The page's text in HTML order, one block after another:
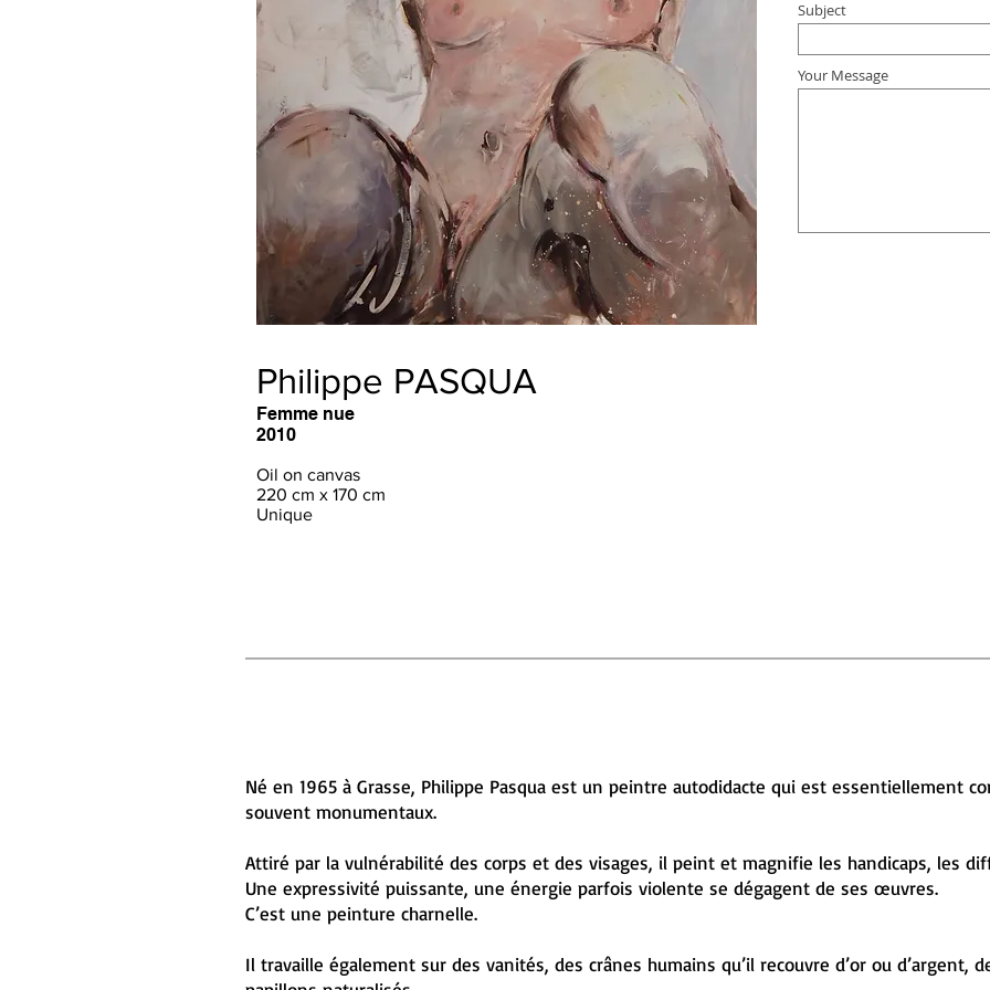
Philippe PASQUA
Femme nue
2010
Oil on canvas
220 cm x 170 cm
Unique
Né en 1965 à Grasse, Philippe Pasqua est un peintre autodidacte qui est essentiellement
souvent monumentaux.
Attiré par la vulnérabilité des corps et des visages, il peint et magnifie les handicaps, les
Une expressivité puissante, une énergie parfois violente se dégagent de ses œuvres.
C’est une peinture charnelle.
Il travaille également sur des vanités, des crânes humains qu’il recouvre d’or ou d’argent,
Subject
Your Message